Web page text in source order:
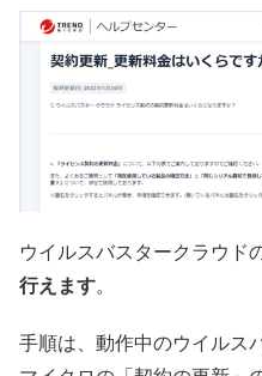
ウイルスバスタークラウド
行えます。
手順は、動作中のウイルス